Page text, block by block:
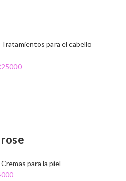
Tratamientos para el cabello
Cremas para la piel